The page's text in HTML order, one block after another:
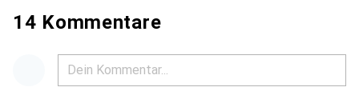
14 Kommentare